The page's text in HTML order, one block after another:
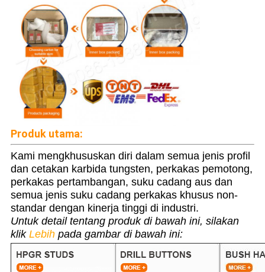
Produk utama:
Kami mengkhususkan diri dalam semua jenis profil
dan cetakan karbida tungsten, perkakas pemotong,
perkakas pertambangan, suku cadang aus dan
semua jenis suku cadang perkakas khusus non-
standar dengan kinerja tinggi di industri.
Untuk detail tentang produk di bawah ini, silakan
klik Lebih pada gambar di bawah ini: